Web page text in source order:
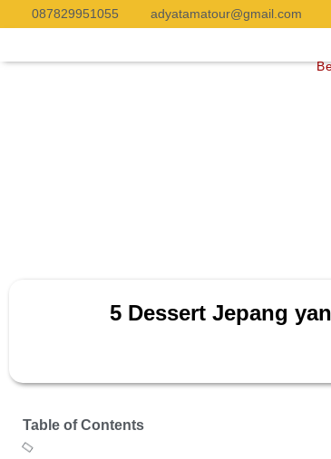
087829951055 adyatamatour@gmail.com
5 Dessert Jepang
Table of Contents